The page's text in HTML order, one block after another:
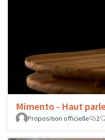
Mimento - Haut
Proposition officielle 2